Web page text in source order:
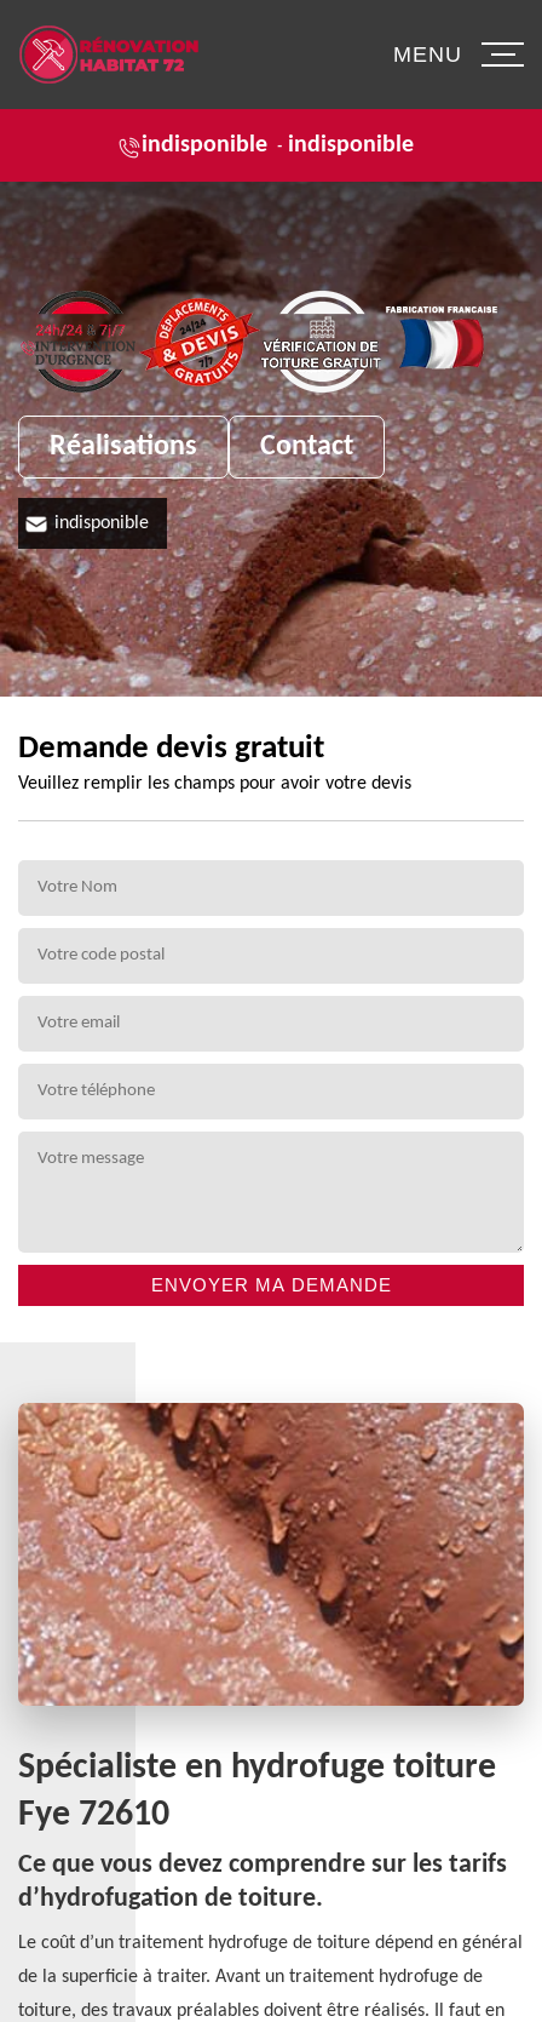
indisponible - indisponible
MENU
Réalisations Contact
indisponible
Demande devis gratuit
Veuillez remplir les champs pour avoir votre devis
Spécialiste en hydrofuge toiture
Fye 72610
Ce que vous devez comprendre sur les tarifs
d’hydrofugation de toiture.
Le coût d’un traitement hydrofuge de toiture dépend en général
de la superficie à traiter. Avant un traitement hydrofuge de
toiture, des travaux préalables doivent être réalisés. Il faut en